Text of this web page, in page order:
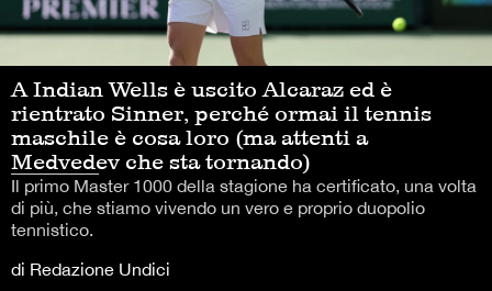
A Indian Wells è uscito Alcaraz ed è
rientrato Sinner, perché ormai il tennis
maschile è cosa loro (ma attenti a
Medvedev che sta tornando)
Il primo Master 1000 della stagione ha certificato, una volta
di più, che stiamo vivendo un vero e proprio duopolio
tennistico.
di Redazione Undici